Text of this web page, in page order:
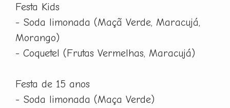
Festa Kids
- Soda limonada (Maçã Verde, Maracujá,
Morango)
- Coquetel (Frutas Vermelhas, Maracujá)
Festa de 15 anos
- Soda limonada (Maça Verde)